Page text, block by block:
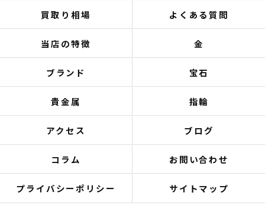
買取り相場 よくある質問
当店の特徴 金
ブランド 宝石
貴金属 指輪
アクセス ブログ
コラム お問い合わせ
プライバシーポリシー サイトマップ